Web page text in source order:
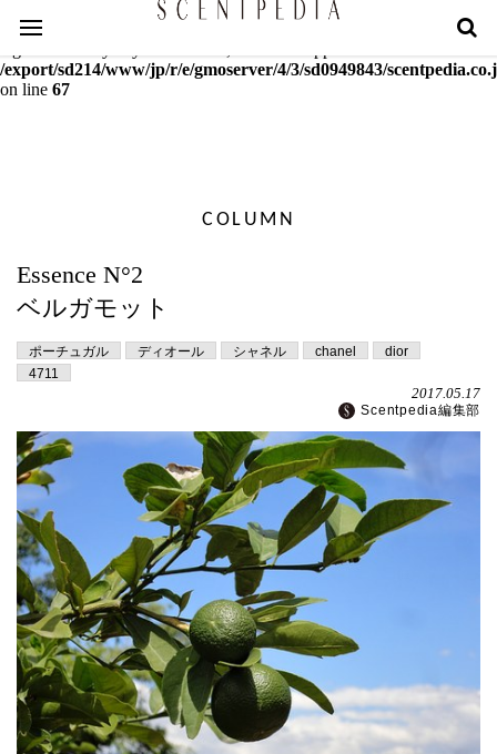
Warning
: mcrypt_decrypt(): Key of size 18 not supported by this
/export/sd214/www/jp/r/e/gmoserver/4/3/sd0949843/
on line 67
COLUMN
Essence N°2
ベルガモット
ポーチュガル ディオール シャネル chanel
dior
4711
2017.05.17
Scentpedia編集部